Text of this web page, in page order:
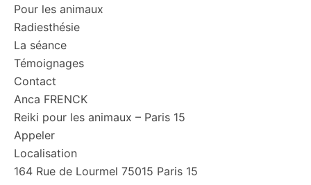
Pour les animaux
Radiesthésie
La séance
Témoignages
Contact
Anca FRENCK
Reiki pour les animaux – Paris 15
Appeler
Localisation
164 Rue de Lourmel 75015 Paris 15